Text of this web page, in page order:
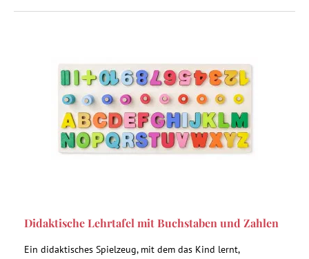
Didaktische Lehrtafel mit Buchstaben und Zahlen
Ein didaktisches Spielzeug, mit dem das Kind lernt,